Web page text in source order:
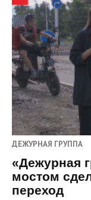
ДЕЖУРНАЯ ГРУППА
«Дежурная
мостом
переход